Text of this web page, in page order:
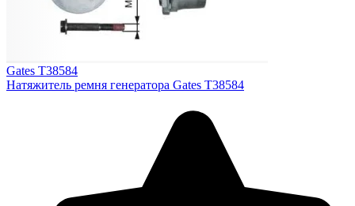
Gates T38584
Натяжитель ремня генератора Gates T38584